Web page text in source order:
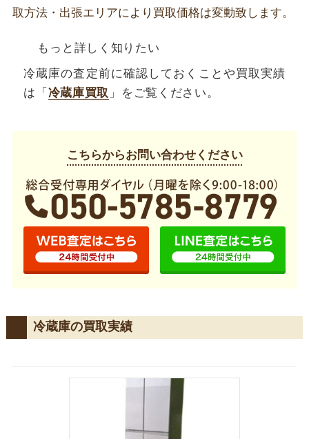
取方法・出張エリアにより買取価格は変動致します。
もっと詳しく知りたい
冷蔵庫の査定前に確認しておくことや買取実績
は「 冷蔵庫買取 」をご覧ください。
こちらからお問い合わせください
冷蔵庫の買取実績